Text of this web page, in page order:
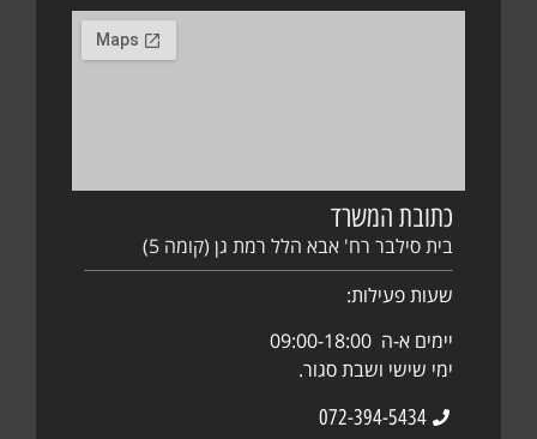
כתובת המשרד
בית סילבר רח' אבא הלל רמת גן (קומה 5)
שעות פעילות:
יימים א-ה 09:00-18:00
ימי שישי ושבת סגור.
072-394-5434